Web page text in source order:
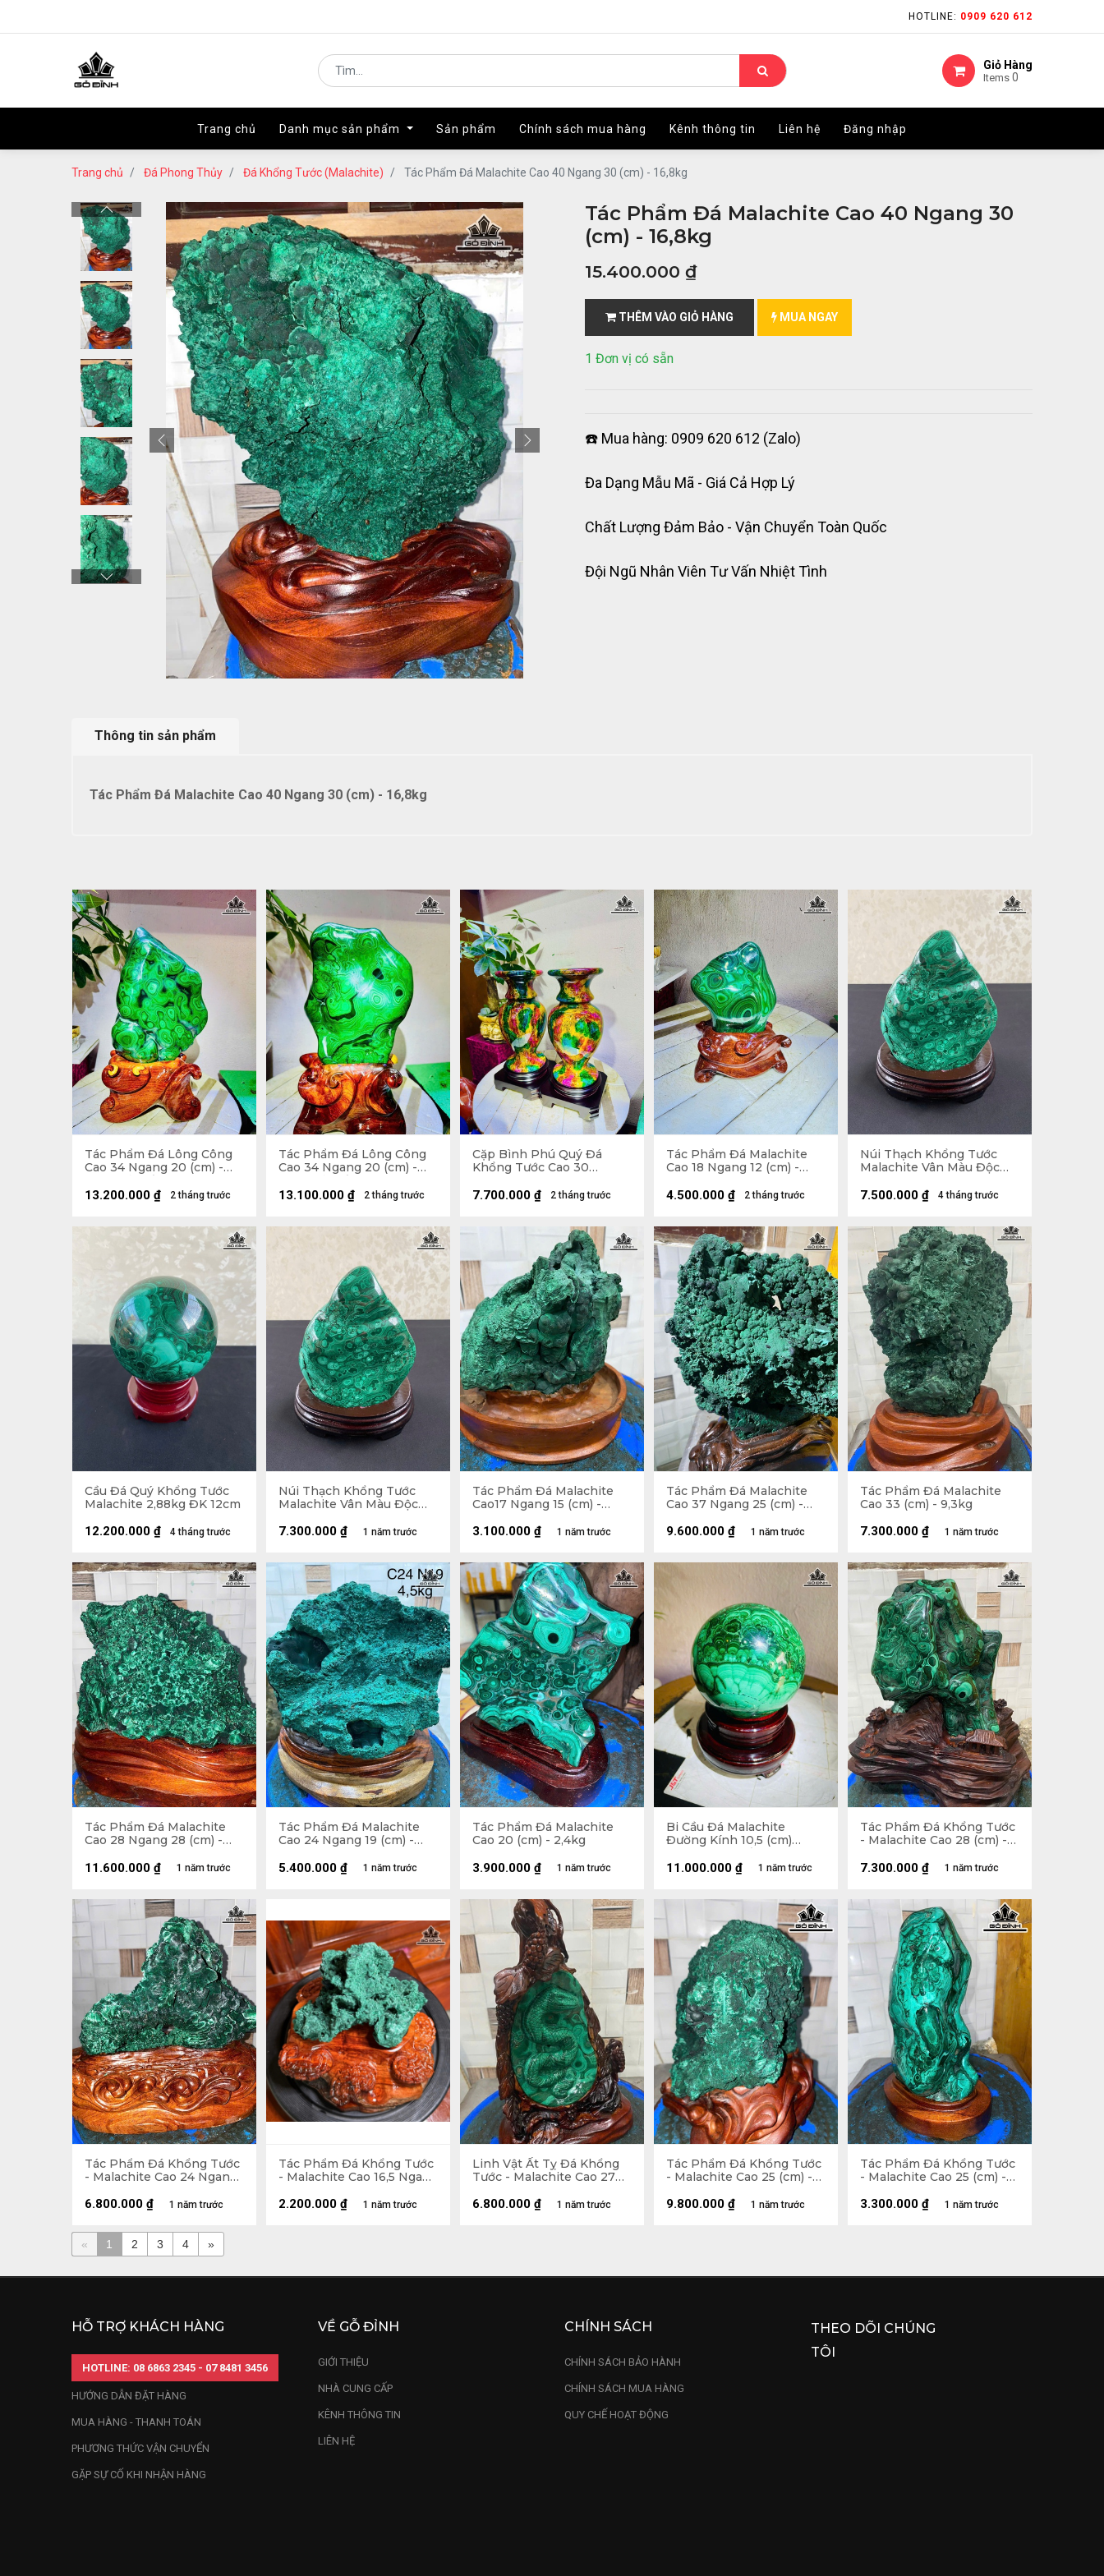
HOTLINE: 0909 620 612
Giỏ Hàng
Items 0
Trang chủ Danh mục sản phẩm Sản phẩm Chính sách mua hàng Kênh thông tin Liên hệ Đăng nhập
HOTLINE: 0909 620 612
Giỏ Hàng
Items 0
Trang chủ Danh mục sản phẩm Sản phẩm Chính sách mua hàng Kênh thông tin Liên hệ Đăng nhập
Trang chủ Đá Phong Thủy Đá Khổng Tước (Malachite) Tác Phẩm Đá Malachite Cao 40 Ngang 30 (cm) - 16,8kg
Tác Phẩm Đá Malachite Cao 40 Ngang 30
(cm) - 16,8kg
15.400.000 ₫
THÊM VÀO GIỎ HÀNG MUA NGAY
1 Đơn vị có sẵn
☎️ Mua hàng: 0909 620 612 (Zalo)
Đa Dạng Mẫu Mã - Giá Cả Hợp Lý
Chất Lượng Đảm Bảo - Vận Chuyển Toàn Quốc
Đội Ngũ Nhân Viên Tư Vấn Nhiệt Tình
Thông tin sản phẩm
Tác Phẩm Đá Malachite Cao 40 Ngang 30 (cm) - 16,8kg
Tác Phẩm Đá Lông Công
Cao 34 Ngang 20 (cm) -
6,5kg Cả Đế
2 tháng trước
13.200.000 ₫
Tác Phẩm Đá Lông Công
Cao 34 Ngang 20 (cm) -
6,5kg Cả Đế
2 tháng trước
13.100.000 ₫
Cặp Bình Phú Quý Đá
Khổng Tước Cao 30
2 tháng trước
7.700.000 ₫
Tác Phẩm Đá Malachite
Cao 18 Ngang 12 (cm) -
2 tháng trước
4.500.000 ₫
Núi Thạch Khổng Tước
Malachite Vân Màu Độc
18x14,5x7cm - Lên đế
4 tháng trước
7.500.000 ₫
Cầu Đá Quý Khổng Tước
Malachite 2,88kg ĐK 12cm
4 tháng trước
12.200.000 ₫
Núi Thạch Khổng Tước
Malachite Vân Màu Độc
18x14,5x7cm. Lên Đế
1 năm trước
7.300.000 ₫
Tác Phẩm Đá Malachite
Cao17 Ngang 15 (cm) -
1 năm trước
3.100.000 ₫
Tác Phẩm Đá Malachite
Cao 37 Ngang 25 (cm) -
1 năm trước
9.600.000 ₫
Tác Phẩm Đá Malachite
Cao 33 (cm) - 9,3kg
1 năm trước
7.300.000 ₫
Tác Phẩm Đá Malachite
Cao 28 Ngang 28 (cm) -
1 năm trước
11.600.000 ₫
Tác Phẩm Đá Malachite
Cao 24 Ngang 19 (cm) -
1 năm trước
5.400.000 ₫
Tác Phẩm Đá Malachite
Cao 20 (cm) - 2,4kg
1 năm trước
3.900.000 ₫
Bi Cầu Đá Malachite
Đường Kính 10,5 (cm)
2,2kg Luôn Đế
1 năm trước
11.000.000 ₫
Tác Phẩm Đá Khổng Tước
- Malachite Cao 28 (cm) -
1 năm trước
7.300.000 ₫
Tác Phẩm Đá Khổng Tước
- Malachite Cao 24 Ngang
1 năm trước
6.800.000 ₫
Tác Phẩm Đá Khổng Tước
- Malachite Cao 16,5 Ngang
1 năm trước
2.200.000 ₫
Linh Vật Ất Tỵ Đá Khổng
Tước - Malachite Cao 27
1 năm trước
6.800.000 ₫
Tác Phẩm Đá Khổng Tước
- Malachite Cao 25 (cm) -
1 năm trước
9.800.000 ₫
Tác Phẩm Đá Khổng Tước
- Malachite Cao 25 (cm) -
1 năm trước
3.300.000 ₫
« 1 2 3 4 »
HỖ TRỢ KHÁCH HÀNG
HOTLINE: 08 6863 2345 - 07 8481 3456
HƯỚNG DẪN ĐẶT HÀNG
MUA HÀNG - THANH TOÁN
PHƯƠNG THỨC VẬN CHUYỂN
GẶP SỰ CỐ KHI NHẬN HÀNG
VỀ GỖ ĐỈNH
GIỚI THIỆU
NHÀ CUNG CẤP
KÊNH THÔNG TIN
LIÊN HỆ
CHÍNH SÁCH
CHÍNH SÁCH BẢO HÀNH
CHÍNH SÁCH MUA HÀNG
QUY CHẾ HOẠT ĐỘNG
THEO DÕI CHÚNG
TÔI